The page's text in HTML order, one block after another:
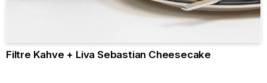
Filtre Kahve + Liva Sebastian Cheesecake